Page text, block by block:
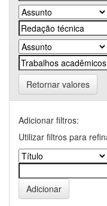
Retornar valores
Adicionar filtros:
Utilizar filtros para